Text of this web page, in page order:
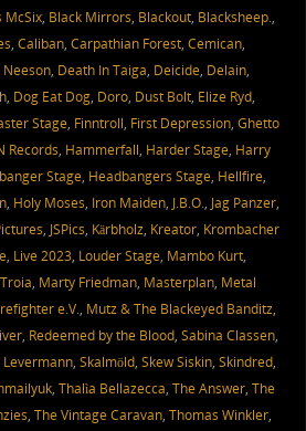
McSix, Black Mirrors, Blackout, Blacksheep.,
, Caliban, Carpathian Forest, Cemican,
, Death In Taiga, Deicide, Delain,
, Dog Eat Dog, Doro, Dust Bolt, Elize Ryd,
Stage, Finntroll, First Depression, Ghetto
Records, Hammerfall, Harder Stage, Harry
Stage, Headbangers Stage, Hellfire,
, Holy Moses, Iron Maiden, J.B.O., Jag Panzer,
, JSPics, Kärbholz, Kreator, Krombacher
, Live 2023, Louder Stage, Mambo Kurt,
, Marty Friedman, Masterplan, Metal
e.V., Mutz & The Blackeyed Banditz,
, Redeemed by the Blood, Sabina Classen,
, Skalmöld, Skew Siskin, Skindred,
, Thalìa Bellazecca, The Answer, The
, The Vintage Caravan, Thomas Winkler,